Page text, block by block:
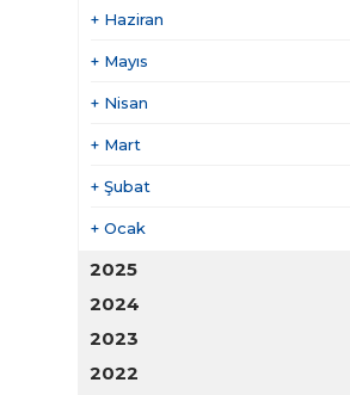
+ Haziran
+ Mayıs
+ Nisan
+ Mart
+ Şubat
+ Ocak
2025
2024
2023
2022